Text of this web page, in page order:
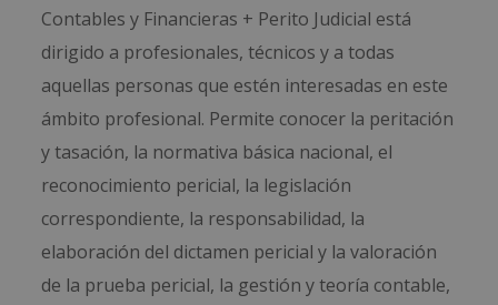
Contables y Financieras + Perito Judicial está
dirigido a profesionales, técnicos y a todas
aquellas personas que estén interesadas en este
ámbito profesional. Permite conocer la peritación
y tasación, la normativa básica nacional, el
reconocimiento pericial, la legislación
correspondiente, la responsabilidad, la
elaboración del dictamen pericial y la valoración
de la prueba pericial, la gestión y teoría contable,